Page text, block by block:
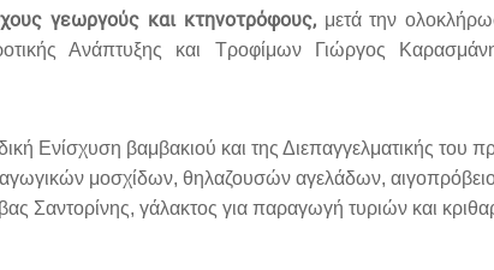
γεωργούς και κτηνοτρόφους,μετά την
Ανάπτυξης και Τροφίμων Γιώργος
Ενίσχυση βαμβακιού και της Διεπαγγελματικής του
μοσχίδων, θηλαζουσών αγελάδων,
Σαντορίνης, γάλακτος για παραγωγή τυριών και